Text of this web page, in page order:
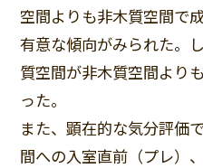
空間よりも非木質空間で
有意な傾向がみられた。
質空間が非木質空間より
った。
また、顕在的な気分評価
間への入室直前（プレ）